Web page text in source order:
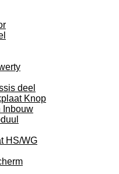
deel
Knop
Inbouw
HS/WG